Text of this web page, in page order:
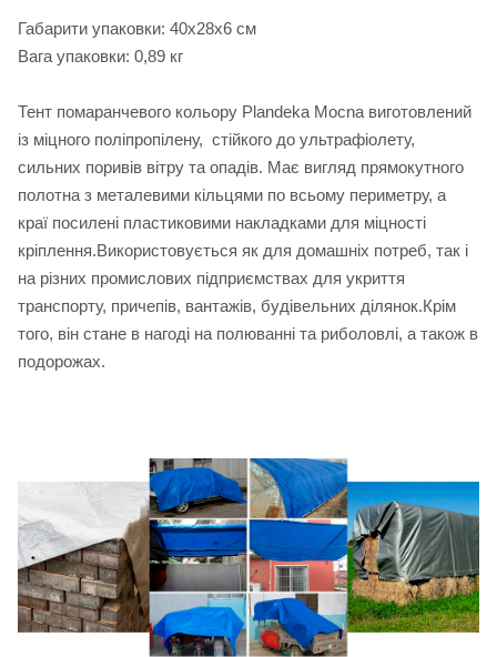
Габарити упаковки: 40х28х6 см
Вага упаковки: 0,89 кг
Тент помаранчевого кольору Plandeka Mocna виготовлений
із міцного поліпропілену, стійкого до ультрафіолету,
сильних поривів вітру та опадів. Має вигляд прямокутного
полотна з металевими кільцями по всьому периметру, а
краї посилені пластиковими накладками для міцності
кріплення.Використовується як для домашніх потреб, так і
на різних промислових підприємствах для укриття
транспорту, причепів, вантажів, будівельних ділянок.Крім
того, він стане в нагоді на полюванні та риболовлі, а також в
подорожах.